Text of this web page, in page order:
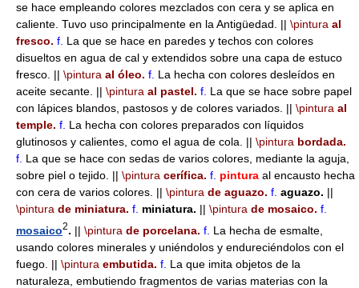
se hace empleando colores mezclados con cera y se aplica en
caliente. Tuvo uso principalmente en la Antigüedad. || \pintura al
fresco. f. La que se hace en paredes y techos con colores
disueltos en agua de cal y extendidos sobre una capa de estuco
fresco. || \pintura al óleo. f. La hecha con colores desleídos en
aceite secante. || \pintura al pastel. f. La que se hace sobre papel
con lápices blandos, pastosos y de colores variados. || \pintura al
temple. f. La hecha con colores preparados con líquidos
glutinosos y calientes, como el agua de cola. || \pintura bordada.
f. La que se hace con sedas de varios colores, mediante la aguja,
sobre piel o tejido. || \pintura cerífica. f. pintura al encausto hecha
con cera de varios colores. || \pintura de aguazo. f. aguazo. ||
\pintura de miniatura. f. miniatura. || \pintura de mosaico. f.
mosaico2. || \pintura de porcelana. f. La hecha de esmalte,
usando colores minerales y uniéndolos y endureciéndolos con el
fuego. || \pintura embutida. f. La que imita objetos de la
naturaleza, embutiendo fragmentos de varias materias con la